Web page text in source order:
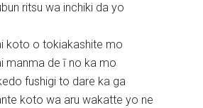
ritsu wa inchiki da yo
koto o tokiakashite mo
manma de ī no ka mo
fushigi to dare ka ga
koto wa aru wakatte yo ne